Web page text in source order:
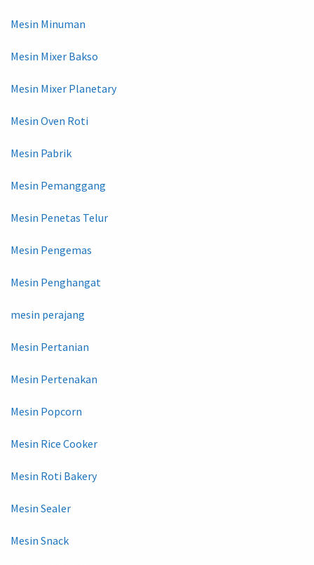
Mesin Minuman
Mesin Mixer Bakso
Mesin Mixer Planetary
Mesin Oven Roti
Mesin Pabrik
Mesin Pemanggang
Mesin Penetas Telur
Mesin Pengemas
Mesin Penghangat
mesin perajang
Mesin Pertanian
Mesin Pertenakan
Mesin Popcorn
Mesin Rice Cooker
Mesin Roti Bakery
Mesin Sealer
Mesin Snack